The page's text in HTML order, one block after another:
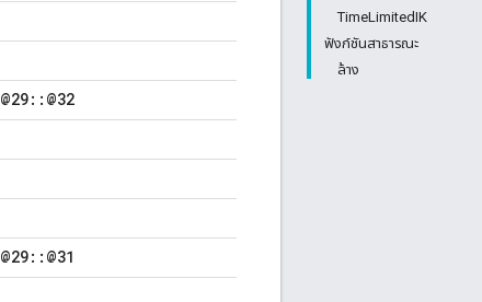
TimeLimitedIK
ฟังก์ชันสาธารณะ
ล้าง